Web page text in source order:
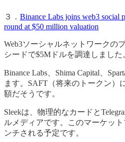
３． Binance Labs joins web3 social
round at $50 million valuation
Web3ソーシャルネットワークの
シードで$5Mドルを調達しました
Binance Labs、Shima Capital、
ます。SAFT（将来のトークン）
額だそうです。
Sleekは、物理的なカードと
ルメディアです。このマーケッ
ンチされる予定です。